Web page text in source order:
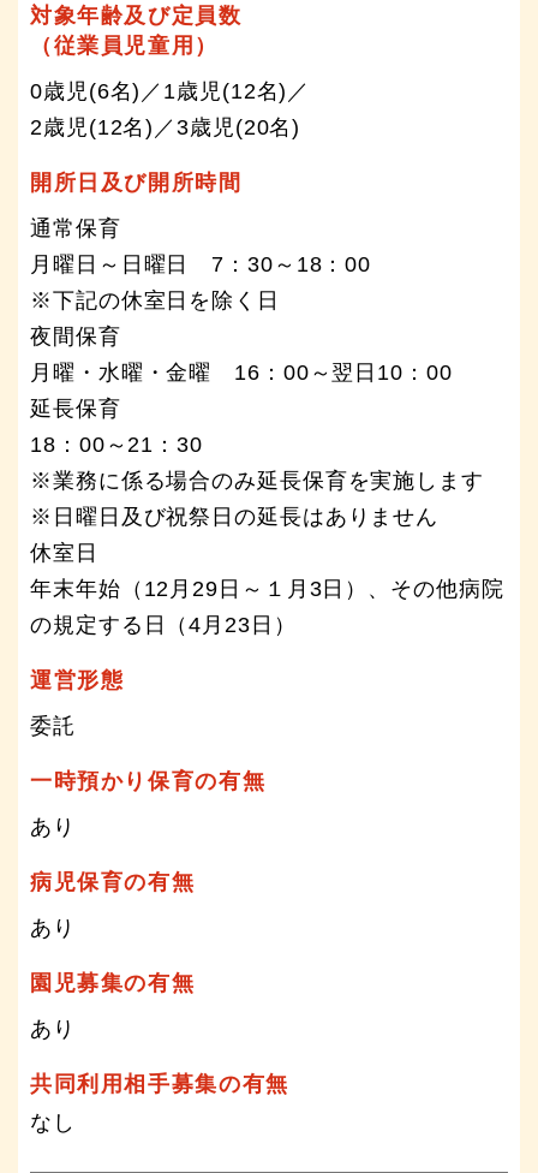
対象年齢及び定員数
（従業員児童用）
0歳児(6名)／1歳児(12名)／
2歳児(12名)／3歳児(20名)
開所日及び開所時間
通常保育
月曜日～日曜日 7：30～18：00
※下記の休室日を除く日
夜間保育
月曜・水曜・金曜 16：00～翌日10：00
延長保育
18：00～21：30
※業務に係る場合のみ延長保育を実施します
※日曜日及び祝祭日の延長はありません
休室日
年末年始（12月29日～１月3日）、その他病院
の規定する日（4月23日）
運営形態
委託
一時預かり保育の有無
あり
病児保育の有無
あり
園児募集の有無
あり
共同利用相手募集の有無
なし